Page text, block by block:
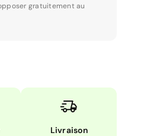
gratuitement au
Livraison